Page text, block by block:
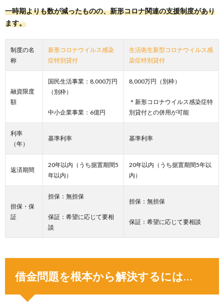
一時期よりも数が減ったものの、新形コロナ関連の支援制度があり
ます。
制度の名
称
新形コロナウイルス感染
症特別貸付
生活衛生新型コロナウイルス感
染症特別貸付
融資限度
額
国民生活事業：8,000万円
（別枠）
中小企業事業：6億円
8,000万円（別枠）
＊新形コロナウイルス感染症特
別貸付との併用が可能
利率
（年）
基準利率 基準利率
返済期間
20年以内（うち据置期間5
年以内）
20年以内（うち据置期間5年以
内）
担保・保
証
担保：無担保
保証：希望に応じて要相
談
担保：無担保
保証：希望に応じて要相談
借金問題を根本から解決するには…